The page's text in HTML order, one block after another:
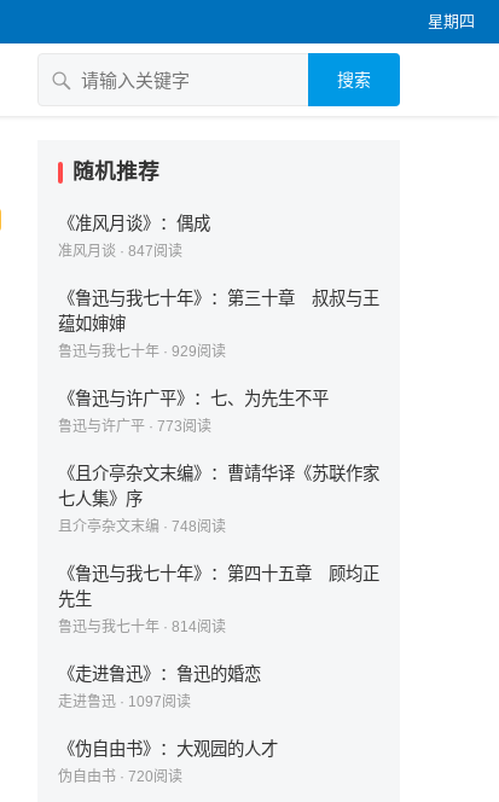
星期四
搜索
随机推荐
《准风月谈》：偶成
准风月谈 · 847阅读
《鲁迅与我七十年》：第三十章 叔叔与王
蕴如婶婶
鲁迅与我七十年 · 929阅读
《鲁迅与许广平》：七、为先生不平
鲁迅与许广平 · 773阅读
《且介亭杂文末编》：曹靖华译《苏联作家
七人集》序
且介亭杂文末编 · 748阅读
《鲁迅与我七十年》：第四十五章 顾均正
先生
鲁迅与我七十年 · 814阅读
《走进鲁迅》：鲁迅的婚恋
走进鲁迅 · 1097阅读
《伪自由书》：大观园的人才
伪自由书 · 720阅读